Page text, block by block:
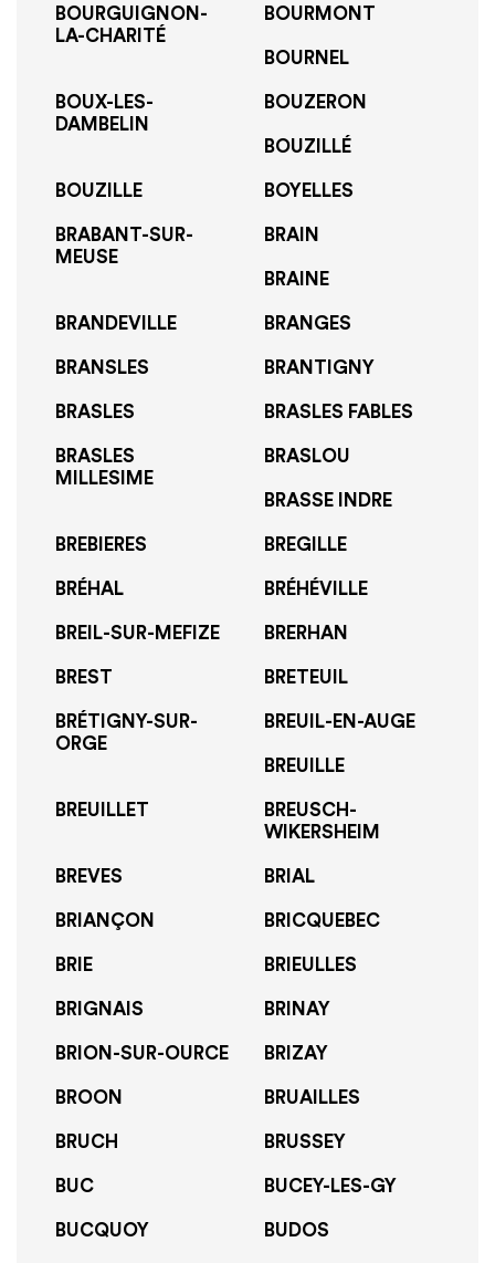
BOURGUIGNON-
LA-CHARITÉ
BOURMONT
BOURNEL
BOUX-LES-
DAMBELIN
BOUZERON
BOUZILLÉ
BOUZILLE BOYELLES
BRABANT-SUR-
MEUSE
BRAIN
BRAINE
BRANDEVILLE BRANGES
BRANSLES BRANTIGNY
BRASLES BRASLES FABLES
BRASLES
MILLESIME
BRASLOU
BRASSE INDRE
BREBIERES BREGILLE
BRÉHAL BRÉHÉVILLE
BREIL-SUR-MEFIZE BRERHAN
BREST BRETEUIL
BRÉTIGNY-SUR-
ORGE
BREUIL-EN-AUGE
BREUILLE
BREUILLET
BREUSCH-
WIKERSHEIM
BREVES BRIAL
BRIANÇON BRICQUEBEC
BRIE BRIEULLES
BRIGNAIS BRINAY
BRION-SUR-OURCE BRIZAY
BROON BRUAILLES
BRUCH BRUSSEY
BUC BUCEY-LES-GY
BUCQUOY BUDOS